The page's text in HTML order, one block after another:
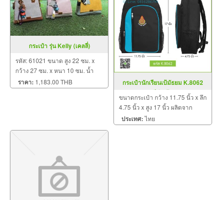
กระเป๋า รุ่น Kelly (เคลลี่)
รหัส: 61021 ขนาด สูง 22 ซม. x
กว้าง 27 ซม. x หนา 10 ซม. น้ำ
หนัก 0.91 Kg.
ราคา: 1,183.00 THB
กระเป๋านักเรียนเป้มัธยม K.8062
สีดำ-ฟ้า
ขนาดกระเป๋า กว้าง 11.75 นิ้ว x ลึก
4.75 นิ้ว x สูง 17 นิ้ว ผลิตจาก
วัตถุดิบเกรด A ฝีมือการเย็บดี ดูแล
ทุกขั้นตอน QC งาน 100% จำนวน
ประเทศ:ไทย